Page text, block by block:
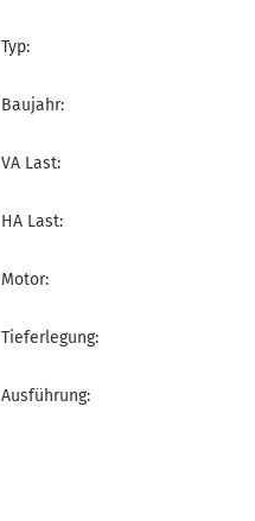
Typ:
Baujahr:
VA Last:
HA Last:
Motor:
Tieferlegung:
Ausführung: